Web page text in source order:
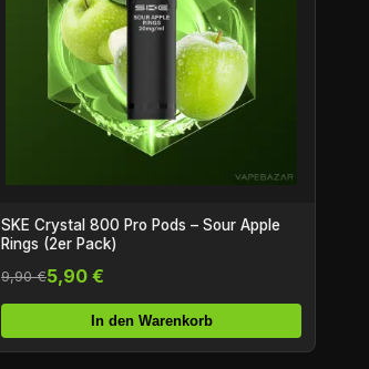
SKE Crystal 800 Pro Pods – Sour Apple
Rings (2er Pack)
9,90 €5,90 €
In den Warenkorb